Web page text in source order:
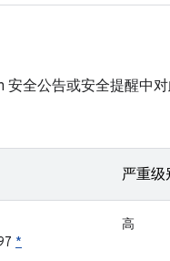
全公告或安全提醒中
严重级
*
高